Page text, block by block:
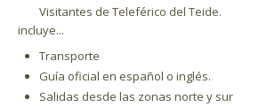
Visitantes de Teleférico del Teide.
incluye...
Transporte
Guía oficial en español o inglés.
Salidas desde las zonas norte y sur